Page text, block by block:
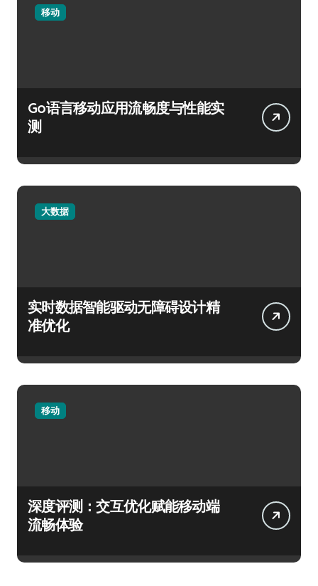
移动
Go语言移动应用流畅度与性能实
测
大数据
实时数据智能驱动无障碍设计精
准优化
移动
深度评测：交互优化赋能移动端
流畅体验